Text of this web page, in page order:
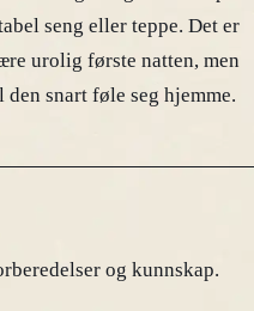
seng eller teppe. Det er
urolig første natten, men
snart føle seg hjemme.
og kunnskap.